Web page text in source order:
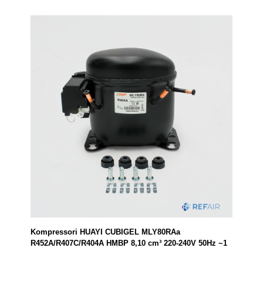
Kompressori HUAYI CUBIGEL MLY80RAa
R452A/R407C/R404A HMBP 8,10 cm³ 220-240V 50Hz ~1